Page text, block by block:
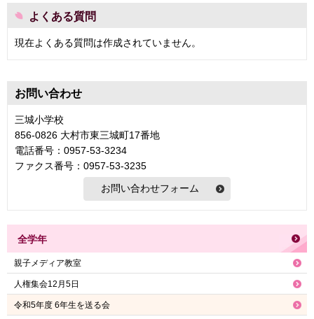
よくある質問
現在よくある質問は作成されていません。
お問い合わせ
三城小学校
856-0826 大村市東三城町17番地
電話番号：0957-53-3234
ファクス番号：0957-53-3235
全学年
親子メディア教室
人権集会12月5日
令和5年度 6年生を送る会